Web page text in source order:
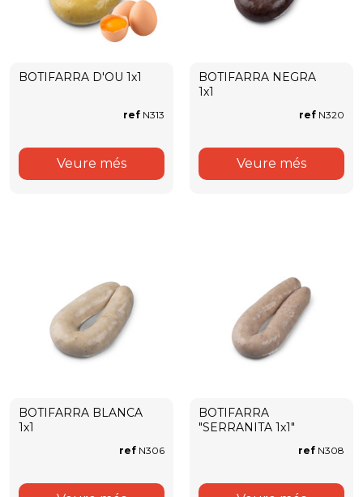
BOTIFARRA D'OU 1x1
ref N313
Veure més
BOTIFARRA NEGRA
1x1
ref N320
Veure més
BOTIFARRA BLANCA
1x1
ref N306
BOTIFARRA
"SERRANITA 1x1"
ref N308